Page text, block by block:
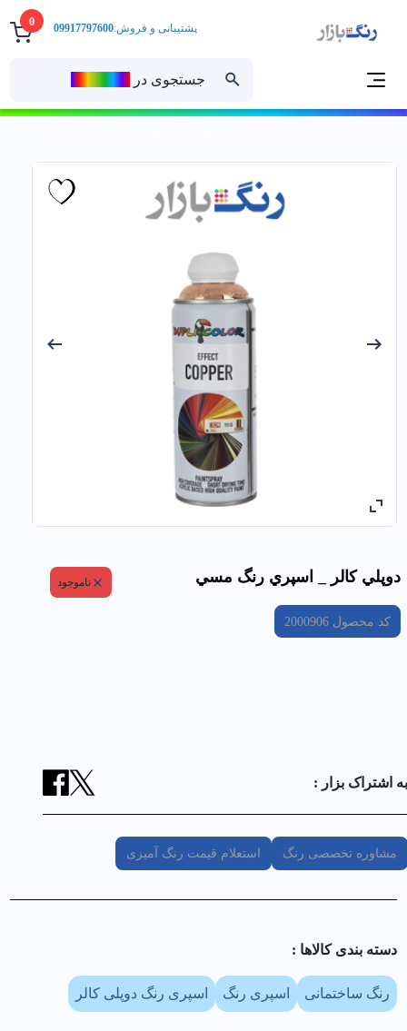
0
جستجوی در
پشتیبانی و فروش:09917797600
دوپلي كالر _ اسپري رنگ مسي ناموجود
کد محصول2000906
به اشتراک بزار :
مشاوره تخصصی رنگ استعلام قیمت رنگ آمیزی
دسته بندی کالا‌ها :
رنگ ساختمانی اسپری رنگ اسپری رنگ دوپلی کالر